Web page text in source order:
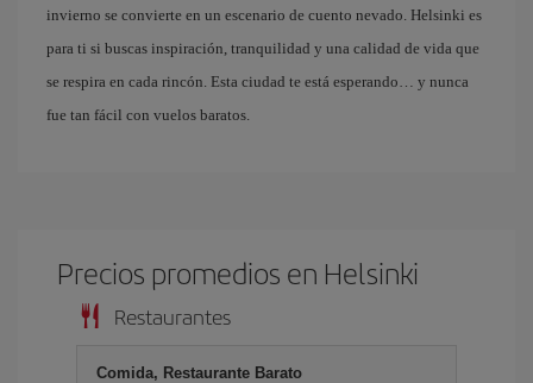
invierno se convierte en un escenario de cuento nevado. Helsinki es
para ti si buscas inspiración, tranquilidad y una calidad de vida que
se respira en cada rincón. Esta ciudad te está esperando… y nunca
fue tan fácil con vuelos baratos.
Precios promedios en Helsinki
Restaurantes
Comida, Restaurante Barato